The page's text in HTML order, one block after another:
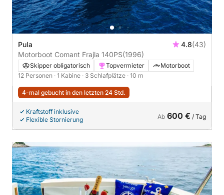
Pula 4.8(43)
Motorboot Comant Frajla 140PS(1996)
Skipper obligatorisch Topvermieter
Motorboot
12 Personen · 1 Kabine · 3 Schlafplätze · 10 m
4-mal gebucht in den letzten 24 Std.
Kraftstoff inklusive
Flexible Stornierung
Ab 600 € / Tag